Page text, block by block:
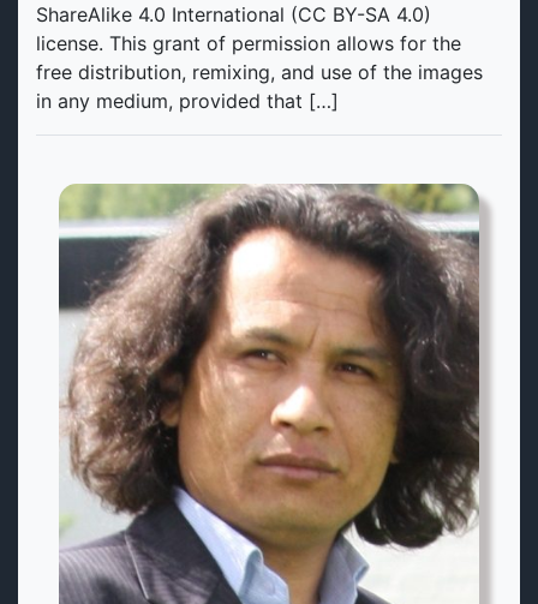
ShareAlike 4.0 International (CC BY-SA 4.0)
license. This grant of permission allows for the
free distribution, remixing, and use of the images
in any medium, provided that […]